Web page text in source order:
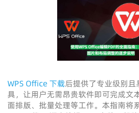
WPS Office 下载后提供了专业级别且
具，让用户无需昂贵软件即可完成文
面排版、批量处理等工作。本指南将